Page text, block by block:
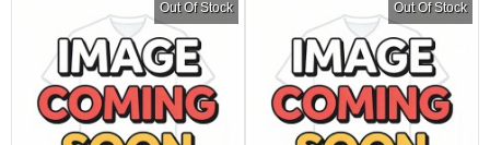
Out Of Stock Out Of Stock